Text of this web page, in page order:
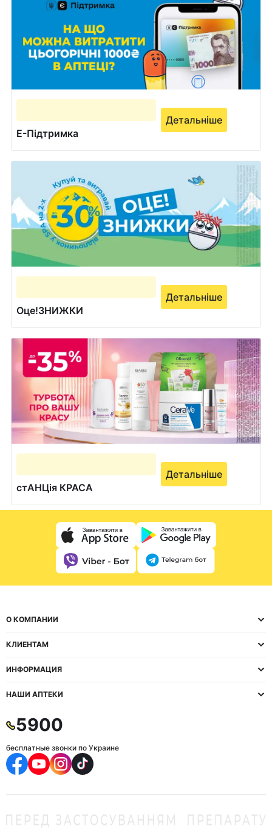
Е-Підтримка
Детальніше
Оце!ЗНИЖКИ
Детальніше
стАНЦія КРАСА
Детальніше
О КОМПАНИИ
КЛИЕНТАМ
ИНФОРМАЦИЯ
НАШИ АПТЕКИ
5900
бесплатные звонки по Украине